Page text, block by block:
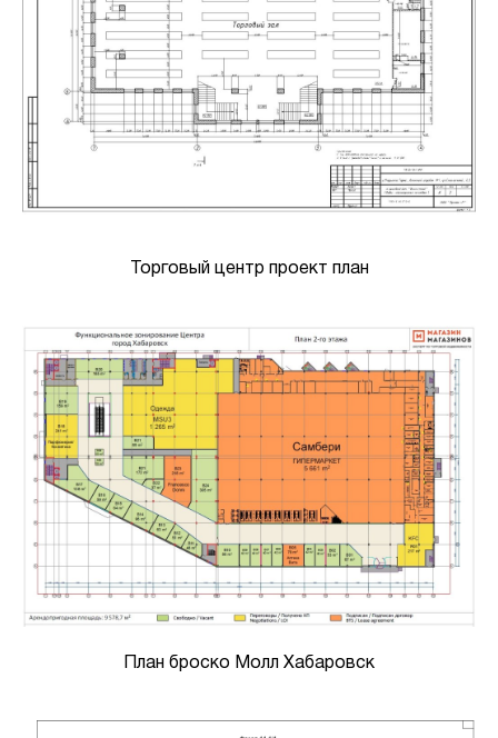
Торговый центр проект план
План броско Молл Хабаровск